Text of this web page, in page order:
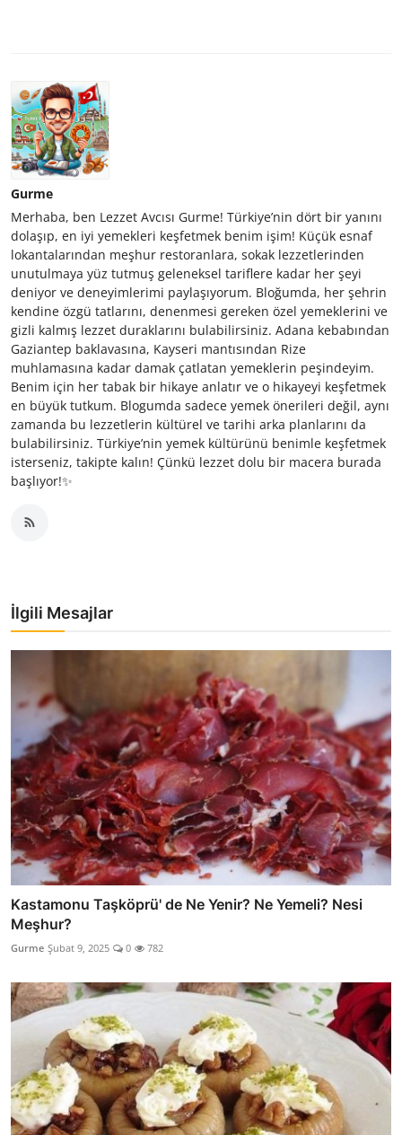
Gurme
Merhaba, ben Lezzet Avcısı Gurme! Türkiye’nin dört bir yanını
dolaşıp, en iyi yemekleri keşfetmek benim işim! Küçük esnaf
lokantalarından meşhur restoranlara, sokak lezzetlerinden
unutulmaya yüz tutmuş geleneksel tariflere kadar her şeyi
deniyor ve deneyimlerimi paylaşıyorum. Bloğumda, her şehrin
kendine özgü tatlarını, denenmesi gereken özel yemeklerini ve
gizli kalmış lezzet duraklarını bulabilirsiniz. Adana kebabından
Gaziantep baklavasına, Kayseri mantısından Rize
muhlamasına kadar damak çatlatan yemeklerin peşindeyim.
Benim için her tabak bir hikaye anlatır ve o hikayeyi keşfetmek
en büyük tutkum. Blogumda sadece yemek önerileri değil, aynı
zamanda bu lezzetlerin kültürel ve tarihi arka planlarını da
bulabilirsiniz. Türkiye’nin yemek kültürünü benimle keşfetmek
isterseniz, takipte kalın! Çünkü lezzet dolu bir macera burada
başlıyor!✨
İlgili Mesajlar
Kastamonu Taşköprü' de Ne Yenir? Ne Yemeli? Nesi
Meşhur?
Gurme Şubat 9, 2025 0 782